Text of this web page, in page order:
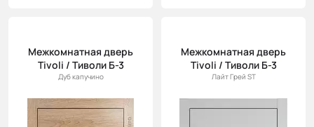
Межкомнатная дверь
Tivoli / Тиволи Б-3
Дуб капучино
Межкомнатная дверь
Tivoli / Тиволи Б-3
Лайт Грей ST